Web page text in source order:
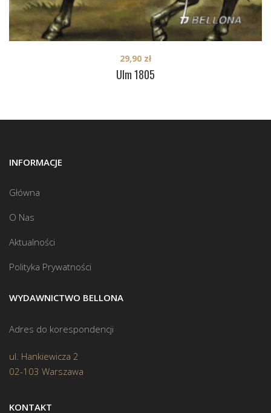
Ulm 1805
29,90 zł
INFORMACJE
Główna
O Nas
Aktualności
Polityka Prywatności
WYDAWNICTWO BELLONA
Adres do korespondencji
ul. Hankiewicza 2
02-103 Warszawa
KONTAKT